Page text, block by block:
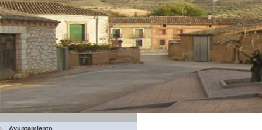
Ayuntamiento